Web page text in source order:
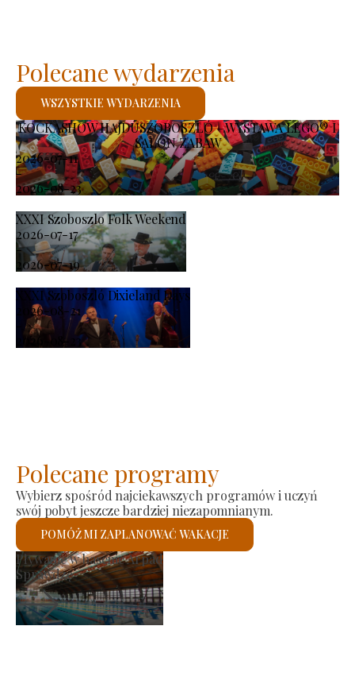
KOCKASHOW HAJDÚSZOBOSZLÓ – WYSTAWA LEGO® I
SALON ZABAW
2026-07-11
-
2026-08-23
XXXI Szoboszlo Folk Weekend
2026-07-17
-
2026-07-19
XXXI Szoboszló Dixieland Days
2026-08-21
-
2026-08-23
Polecane wydarzenia
WSZYSTKIE WYDARZENIA
Polecane programy
Wybierz spośród najciekawszych programów i uczyń
swój pobyt jeszcze bardziej niezapomnianym.
POMÓŻ MI ZAPLANOWAĆ WAKACJE
Kościół rzymskokatolicki św.
Sprawdzę